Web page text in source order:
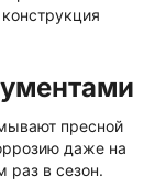
пресной
даже на
в сезон.